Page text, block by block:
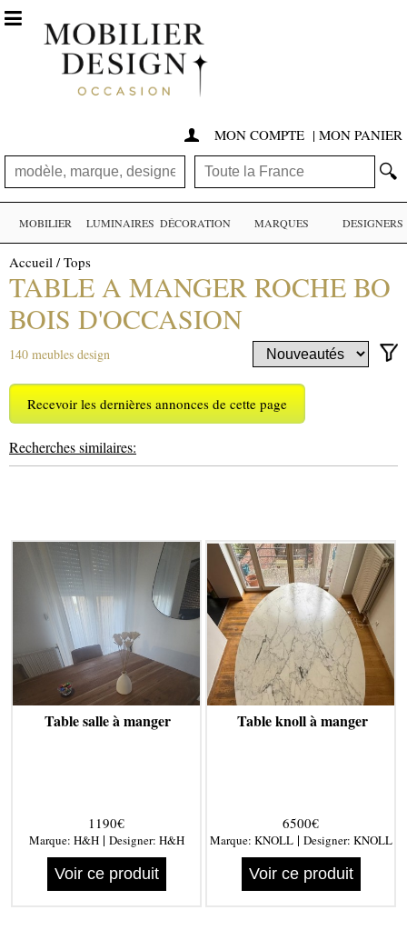
 MON COMPTE | MON PANIER
🔍

MOBILIER LUMINAIRES DÉCORATION MARQUES DESIGNERS
Accueil /Tops
TABLE A MANGER ROCHE BO
BOIS D'OCCASION
140 meubles design
Recevoir les dernières annonces de cette page
Recherches similaires:
Table salle à manger
1190€
Marque: H&H| Designer: H&H
Voir ce produit
Table knoll à manger
6500€
Marque: KNOLL| Designer: KNOLL
Voir ce produit